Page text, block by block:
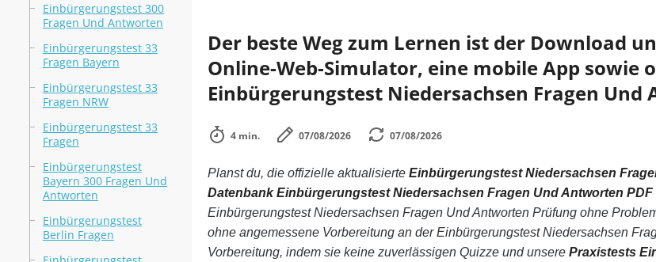
Einbürgerungstest 300
Fragen Und Antworten
Einbürgerungstest 33
Fragen Bayern
Einbürgerungstest 33
Fragen NRW
Einbürgerungstest 33
Fragen
Einbürgerungstest
Bayern 300 Fragen Und
Antworten
Einbürgerungstest
Berlin Fragen
Der beste Weg zum Lernen ist der Download
Online-Web-Simulator, eine mobile App
Einbürgerungstest Niedersachsen Fragen Und
4 min. 07/08/2026 07/08/2026
Planst du, die offizielle aktualisierte Einbürgerungstest Niedersachsen
Datenbank Einbürgerungstest Niedersachsen Fragen Und Antworten PDF
Einbürgerungstest Niedersachsen Fragen Und Antworten Prüfung ohne
ohne angemessene Vorbereitung an der Einbürgerungstest Niedersachsen
Vorbereitung, indem sie keine zuverlässigen Quizze und unsere Praxistests